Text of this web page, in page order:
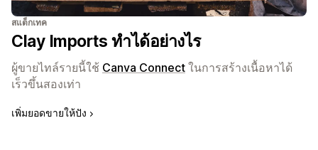
สแต็กเทค
Clay Imports ทำได้อย่างไร
ผู้ขายไทล์รายนี้ใช้ Canva Connect ในการสร้างเนื้อหาได้
เร็วขึ้นสองเท่า
เพิ่มยอดขายให้ปัง